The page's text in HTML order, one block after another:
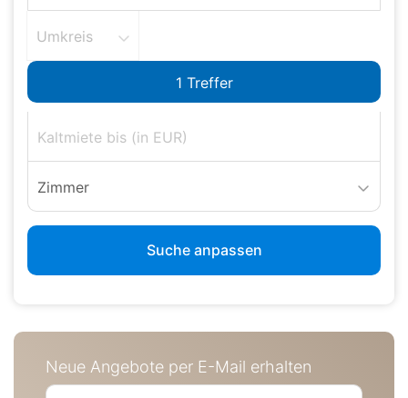
Umkreis
Zimmer
Suche anpassen
Neue Angebote per E-Mail erhalten